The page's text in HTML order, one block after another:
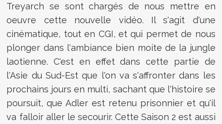
Treyarch se sont chargés de nous mettre en
oeuvre cette nouvelle vidéo. Il s'agit d'une
cinématique, tout en CGI, et qui permet de nous
plonger dans l'ambiance bien moite de la jungle
laotienne. C'est en effet dans cette partie de
l'Asie du Sud-Est que l'on va s'affronter dans les
prochains jours en multi, sachant que l'histoire se
poursuit, que Adler est retenu prisonnier et qu'il
va falloir aller le secourir. Cette Saison 2 est aussi